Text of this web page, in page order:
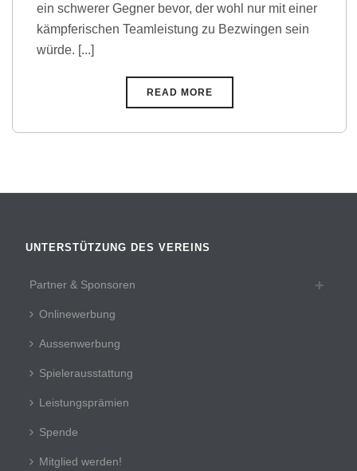
ein schwerer Gegner bevor, der wohl nur mit einer
kämpferischen Teamleistung zu Bezwingen sein
würde. [...]
READ MORE
UNTERSTÜTZUNG DES VEREINS
Partner & Sponsoren
Onlinewerbung
Aussenwerbung
Spielerausstattung
Leistungsprämien
Spende
Mitglied werden!